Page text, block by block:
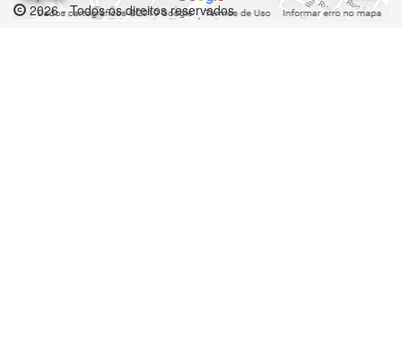
2026 - Todos os direitos reservados